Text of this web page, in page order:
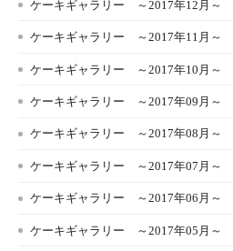
ケーキギャラリー ～2017年12月～
ケーキギャラリー ～2017年11月～
ケーキギャラリー ～2017年10月～
ケーキギャラリー ～2017年09月～
ケーキギャラリー ～2017年08月～
ケーキギャラリー ～2017年07月～
ケーキギャラリー ～2017年06月～
ケーキギャラリー ～2017年05月～